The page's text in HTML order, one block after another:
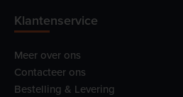
Klantenservice
Meer over ons
Contacteer ons
Bestelling & Levering